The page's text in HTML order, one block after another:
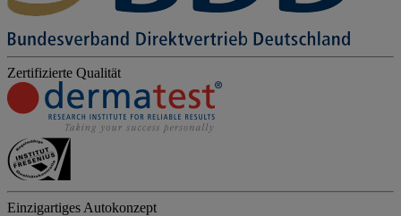
Zertifizierte Qualität
Einzigartiges Autokonzept